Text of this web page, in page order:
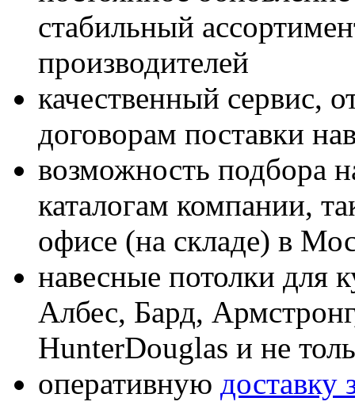
стабильный
производителей
качественный сервис,
договорам поставки
возможность подбора
каталогам компании,
офисе (на складе) в
навесные потолки для
Албес, Бард,
HunterDouglas и не
оперативную доставку